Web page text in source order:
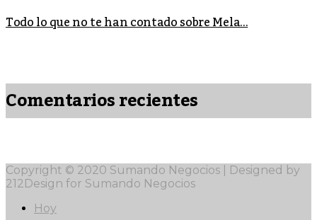
Todo lo que no te han contado sobre Mela...
Comentarios recientes
Copyright © 2020 Sumando Negocios | Designed by
212Design for Sumando Negocios
Hoy